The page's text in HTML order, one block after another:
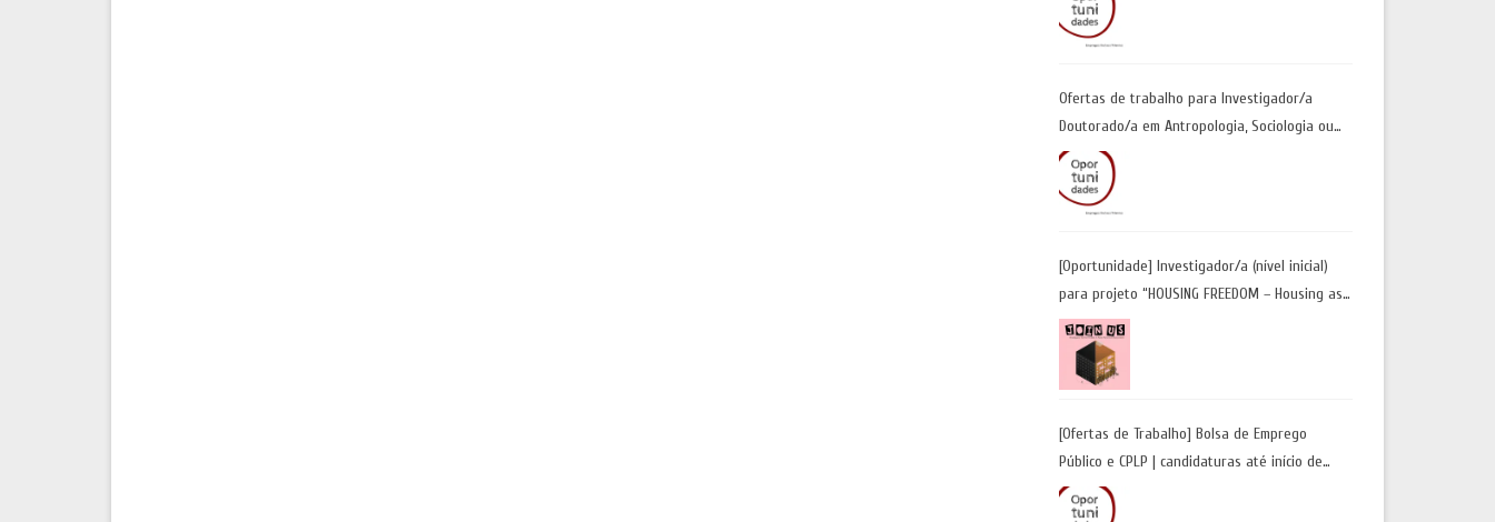
Ofertas de trabalho para Investigador/a
Doutorado/a em Antropologia, Sociologia ou
Geografia Humana| Universidade de Coimbra |
Candidaturas até 29 de maio 2026
[Oportunidade] Investigador/a (nível inicial)
para projeto “HOUSING FREEDOM – Housing as
a Tool for Freedom: A Future Away from
Incarceration” | até 8 de maio
[Ofertas de Trabalho] Bolsa de Emprego
Público e CPLP | candidaturas até início de
maio 2026